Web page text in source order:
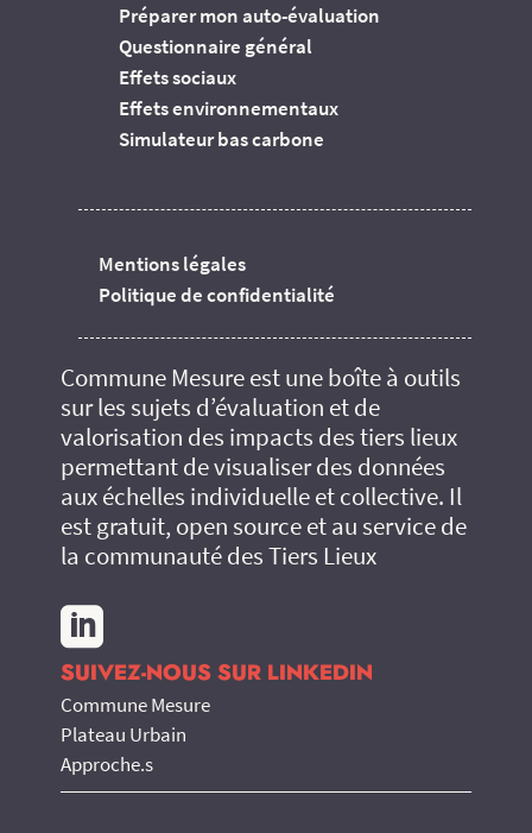
Préparer mon auto-évaluation
Questionnaire général
Effets sociaux
Effets environnementaux
Simulateur bas carbone
Mentions légales
Politique de confidentialité
Commune Mesure est une boîte à outils
sur les sujets d’évaluation et de
valorisation des impacts des tiers lieux
permettant de visualiser des données
aux échelles individuelle et collective. Il
est gratuit, open source et au service de
la communauté des Tiers Lieux

SUIVEZ-NOUS SUR LINKEDIN
Commune Mesure
Plateau Urbain
Approche.s